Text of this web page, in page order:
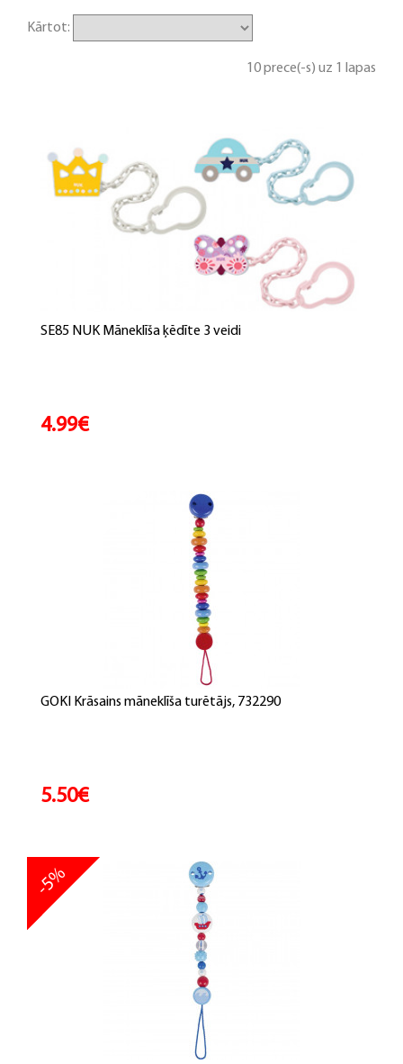
Kārtot:
10 prece(-s) uz 1 lapas
SE85 NUK Māneklīša ķēdīte 3 veidi
4.99€
GOKI Krāsains māneklīša turētājs, 732290
5.50€
-5%